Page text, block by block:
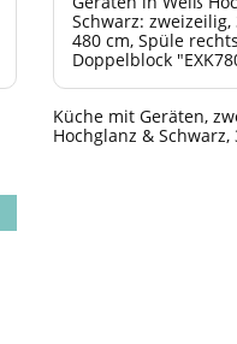
Küche mit Geräten,
Hochglanz & Schwarz,